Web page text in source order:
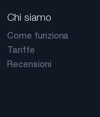
Chi siamo
Come funziona
Tariffe
Recensioni